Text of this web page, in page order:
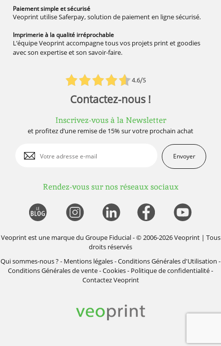
4.6/5
Paiement simpleet sécurisé
Veoprint utilise Saferpay, solution de paiement en ligne sécurisé.
Imprimerie à la qualité irréprochable
L’équipe Veoprint accompagne tous vos projets print et goodies
avec son expertise et son savoir-faire.
Contactez-nous !
Inscrivez-vous à la Newsletter
et profitez d’une remise de 15% sur votre prochain achat
Envoyer
Rendez-vous sur nos réseaux sociaux
Veoprint est une marque du Groupe Fiducial- © 2006-2026 Veoprint | Tous
droits réservés
Qui sommes-nous ?- Mentions légales-Conditions Générales d'Utilisation -
Conditions Générales de vente-Cookies- Politique de confidentialité-
Contactez Veoprint